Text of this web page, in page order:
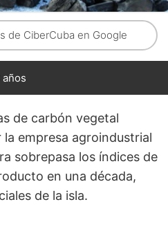
de CiberCuba en Google
de carbón vegetal
empresa agroindustrial
sobrepasa los índices de
en una década,
de la isla.